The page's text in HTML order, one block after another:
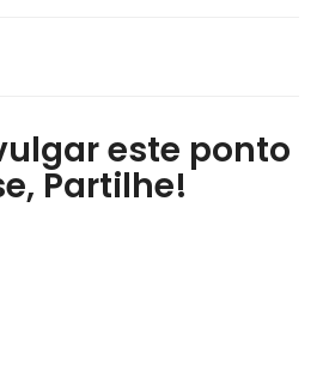
este ponto
Partilhe!